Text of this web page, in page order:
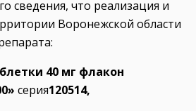
сведения, что реализация и
Воронежской области
40 мг флакон
серия120514,